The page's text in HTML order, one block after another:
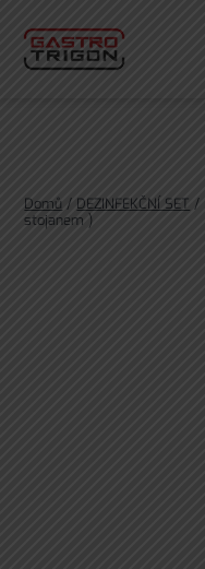
obsahu
Domů/DEZINFEKČNÍ SET/
stojanem )